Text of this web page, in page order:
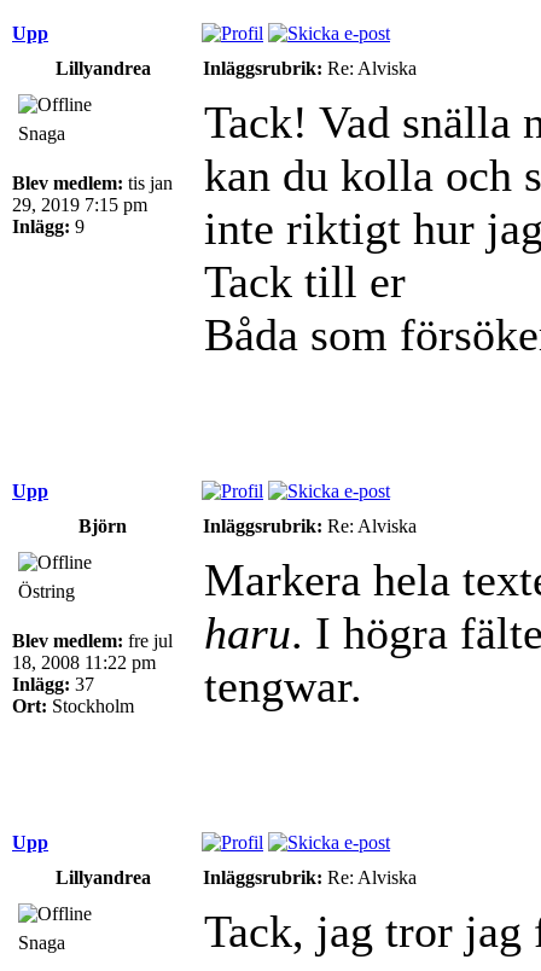
Upp
Lillyandrea
Inläggsrubrik: Re: Alviska
Snaga
Blev medlem: tis jan
29, 2019 7:15 pm
Inlägg: 9
Tack! Vad snälla
kan du kolla och
inte riktigt hur
Tack till er
Båda som
Upp
Björn
Inläggsrubrik: Re: Alviska
Östring
Blev medlem: fre jul
18, 2008 11:22 pm
Inlägg: 37
Ort: Stockholm
Markera hela
haru. I högra
tengwar.
Upp
Lillyandrea
Inläggsrubrik: Re: Alviska
Snaga Tack, jag tror